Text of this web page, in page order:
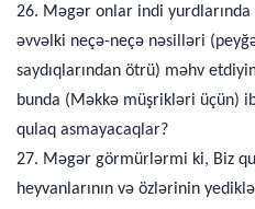
26. Məgər onlar indi yurdlarında
əvvəlki neçə-neçə nəsilləri
saydıqlarından ötrü) məhv
bunda (Məkkə müşrikləri üçün)
qulaq asmayacaqlar?
27. Məgər görmürlərmi ki, Biz
heyvanlarının və özlərinin